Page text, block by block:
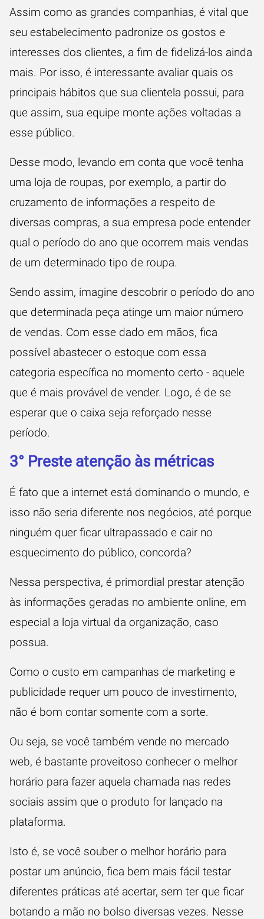
Assim como as grandes companhias, é vital que
seu estabelecimento padronize os gostos e
interesses dos clientes, a fim de fidelizá-los ainda
mais. Por isso, é interessante avaliar quais os
principais hábitos que sua clientela possui, para
que assim, sua equipe monte ações voltadas a
esse público.
Desse modo, levando em conta que você tenha
uma loja de roupas, por exemplo, a partir do
cruzamento de informações a respeito de
diversas compras, a sua empresa pode entender
qual o período do ano que ocorrem mais vendas
de um determinado tipo de roupa.
Sendo assim, imagine descobrir o período do ano
que determinada peça atinge um maior número
de vendas. Com esse dado em mãos, fica
possível abastecer o estoque com essa
categoria específica no momento certo - aquele
que é mais provável de vender. Logo, é de se
esperar que o caixa seja reforçado nesse
período.
3° Preste atenção às métricas
É fato que a internet está dominando o mundo, e
isso não seria diferente nos negócios, até porque
ninguém quer ficar ultrapassado e cair no
esquecimento do público, concorda?
Nessa perspectiva, é primordial prestar atenção
às informações geradas no ambiente online, em
especial a loja virtual da organização, caso
possua.
Como o custo em campanhas de marketing e
publicidade requer um pouco de investimento,
não é bom contar somente com a sorte.
Ou seja, se você também vende no mercado
web, é bastante proveitoso conhecer o melhor
horário para fazer aquela chamada nas redes
sociais assim que o produto for lançado na
plataforma.
Isto é, se você souber o melhor horário para
postar um anúncio, fica bem mais fácil testar
diferentes práticas até acertar, sem ter que ficar
botando a mão no bolso diversas vezes. Nesse